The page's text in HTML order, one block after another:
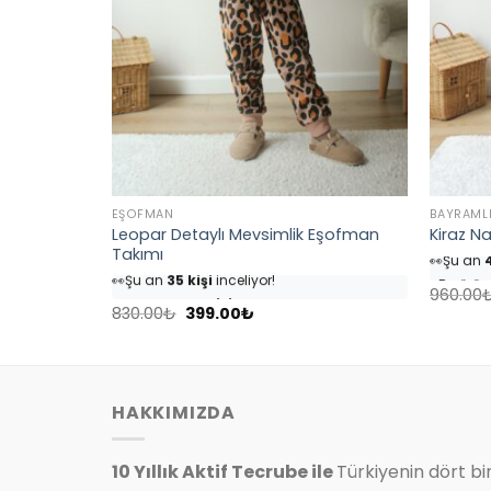
EŞOFMAN
Leopar Detaylı Mevsimlik Eşofman
Takımı
👀Şu an
⭐️Bu ürünü 40 kişifavoriledi!
🛒18 kişisepetine ekledi!
830.00₺ Orijinal
399.00₺
Kiraz
👀Şu an
⭐️Bu
🛒25 kişi
960.00
HAKKIMIZDA
10 Yıllık Aktif Tecrube ileTürkiyenin dört bir